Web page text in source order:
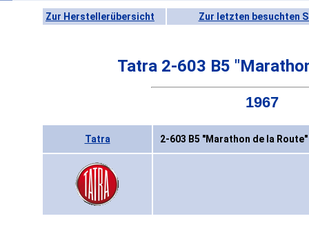
Zur Herstellerübersicht Zur letzten besuchten
Tatra 2-603 B5
1967
Tatra 2-603 B5 "Marathon de la